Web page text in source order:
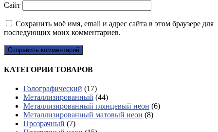
Сайт
Сохранить моё имя, email и адрес сайта в этом браузере для
последующих моих комментариев.
КАТЕГОРИИ ТОВАРОВ
Голографический (17)
Металлизированный (44)
Металлизированный глянцевый неон (6)
Металлизированный матовый неон (8)
Прозрачный (7)